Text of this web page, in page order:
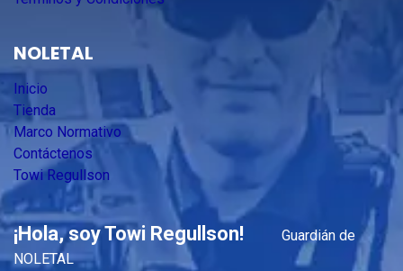
NOLETAL
Inicio
Tienda
Marco Normativo
Contáctenos
Towi Regullson
¡Hola, soy Towi Regullson!
Guardián de
NOLETAL